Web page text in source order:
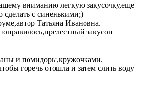
вниманию легкую закусочку,еще
сделать с синенькими;)
Татьяна Ивановна.
закусон
и помидоры,кружочками.
горечь отошла и затем слить воду